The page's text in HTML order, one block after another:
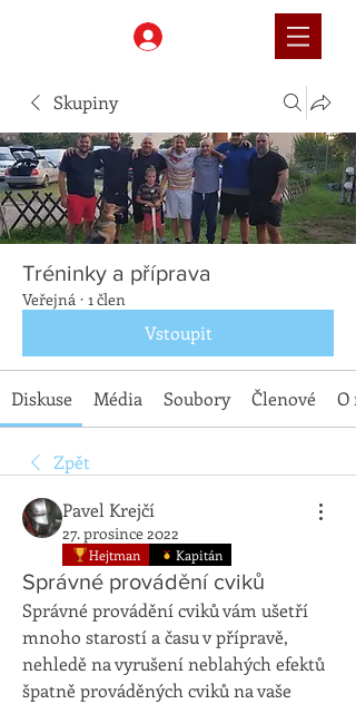
Skupiny
Tréninky a příprava
Veřejná · 1 člen
Vstoupit
Diskuse Média Soubory Členové O
Zpět
Pavel Krejčí
27. prosince 2022
Hejtman Kapitán
Správné provádění cviků
Správné provádění cviků vám ušetří
mnoho starostí a času v přípravě,
nehledě na vyrušení neblahých efektů
špatně prováděných cviků na vaše